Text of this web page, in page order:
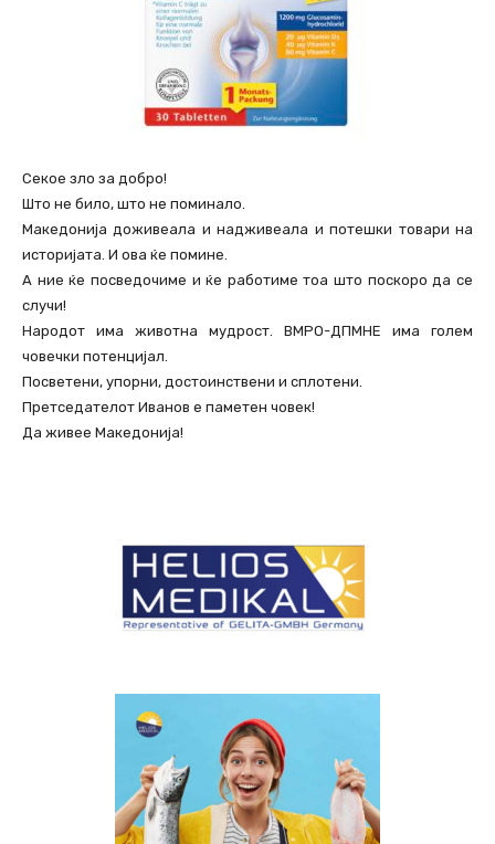
Секое зло за добро!
Што не било, што не поминало.
Македонија доживеала и надживеала и потешки товари на
историјата. И ова ќе помине.
А ние ќе посведочиме и ќе работиме тоа што поскоро да се
случи!
Народот има животна мудрост. ВМРО-ДПМНЕ има голем
човечки потенцијал.
Посветени, упорни, достоинствени и сплотени.
Претседателот Иванов е паметен човек!
Да живее Македонија!